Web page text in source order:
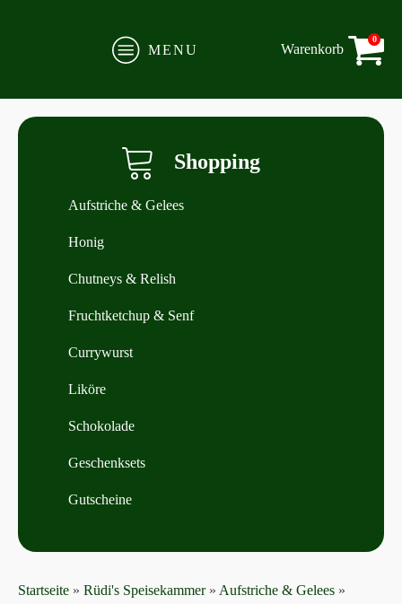
MENU Warenkorb
0
Shopping
Aufstriche & Gelees
Honig
Chutneys & Relish
Fruchtketchup & Senf
Currywurst
Liköre
Schokolade
Geschenksets
Gutscheine
Startseite » Rüdi's Speisekammer» Aufstriche & Gelees »